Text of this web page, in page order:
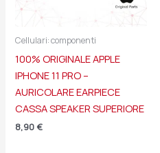
Cellulari: componenti
100% ORIGINALE APPLE
IPHONE 11 PRO –
AURICOLARE EARPIECE
CASSA SPEAKER SUPERIORE
8,90 €